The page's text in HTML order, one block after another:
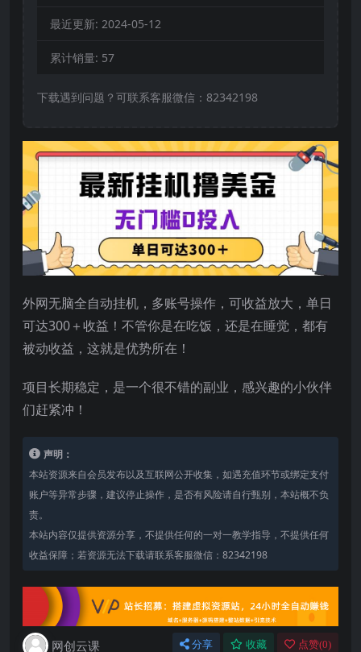
最近更新: 2024-05-12
累计销量: 57
下载遇到问题？可联系客服微信：82342198
外网无脑全自动挂机，多账号操作，可收益放大，单日
可达300＋收益！不管你是在吃饭，还是在睡觉，都有
被动收益，这就是优势所在！
项目长期稳定，是一个很不错的副业，感兴趣的小伙伴
们赶紧冲！
声明：
本站资源来自会员发布以及互联网公开收集，如遇充值环节或绑定支付
账户等异常步骤，建议停止操作，是否有风险请自行甄别，本站概不负
责。
本站内容仅提供资源分享，不提供任何的一对一教学指导，不提供任何
收益保障；若资源无法下载请联系客服微信：82342198
网创云课 分享 收藏 点赞(0)